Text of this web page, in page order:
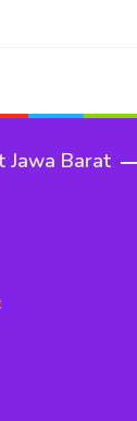
Jawa Barat